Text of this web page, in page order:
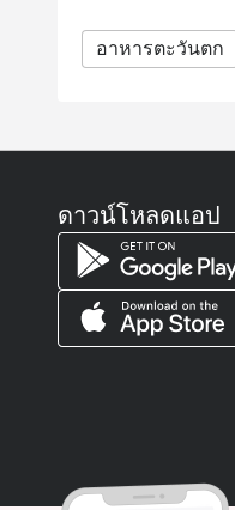
อาหารตะวันตก
ดาวน์โหลดแอป